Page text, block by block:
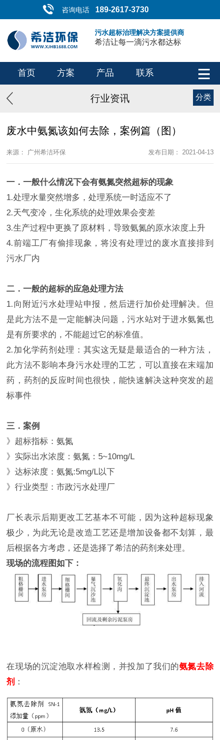
咨询电话 189-2617-3730
污水超标治理解决方案提供商
希洁让每一滴污水都达标
首页 方案 产品 联系
行业资讯 分类
废水中氨氮该如何去除，案例篇（图）
来源： 广州希洁环保 发布日期： 2021-04-13
一．一般什么情况下会有氨氮突然超标的现象
1.处理水量突然增多，处理系统一时适应不了
2.天气变冷，生化系统的处理效果会变差
3.生产过程中更换了原材料，导致氨氮的原水浓度上升
4.前端工厂有偷排现象，将没有处理过的废水直接排到
污水厂内
二．一般的超标的应急处理方法
1.向附近污水处理站申报，然后进行加价处理解决。但
是此方法不是一定能解决问题，污水站对于进水氨氮也
是有所要求的，不能超过它的标准值。
2.加化学药剂处理：其实这无疑是最适合的一种方法，
此方法不影响本身污水处理的工艺，可以直接在末端加
药，药剂的反应时间也很快，能快速解决这种突发的超
标事件
三．案例
》超标指标：氨氮
》实际出水浓度：氨氮：5~10mg/L
》达标浓度：氨氮:5mg/L以下
》行业类型：市政污水处理厂
厂长表示后期更改工艺基本不可能，因为这种超标现象
极少，为此无论是改造工艺还是增加设备都不划算，最
后根据各方考虑，还是选择了希洁的药剂来处理。
现场的流程图如下：
在现场的沉淀池取水样检测，并投加了我们的氨氮去除
剂 ：